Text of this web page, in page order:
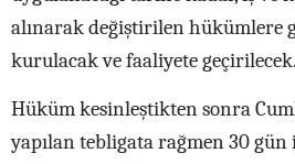
alınarak değiştirilen hükümlere
kurulacak ve faaliyete geçirilecek.
Hüküm kesinleştikten sonra
yapılan tebligata rağmen 30 gün